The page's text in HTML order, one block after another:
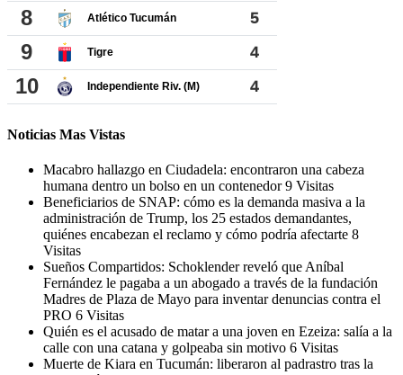
Noticias Mas Vistas
Macabro hallazgo en Ciudadela: encontraron una cabeza
humana dentro un bolso en un contenedor9 Visitas
Beneficiarios de SNAP: cómo es la demanda masiva a la
administración de Trump, los 25 estados demandantes,
quiénes encabezan el reclamo y cómo podría afectarte 8
Visitas
Sueños Compartidos: Schoklender reveló que Aníbal
Fernández le pagaba a un abogado a través de la fundación
Madres de Plaza de Mayo para inventar denuncias contra el
PRO 6 Visitas
Quién es el acusado de matar a una joven en Ezeiza: salía a la
calle con una catana y golpeaba sin motivo 6 Visitas
Muerte de Kiara en Tucumán: liberaron al padrastro tras la